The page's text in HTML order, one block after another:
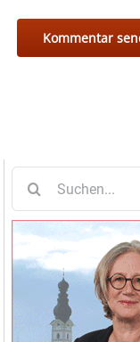
nach: